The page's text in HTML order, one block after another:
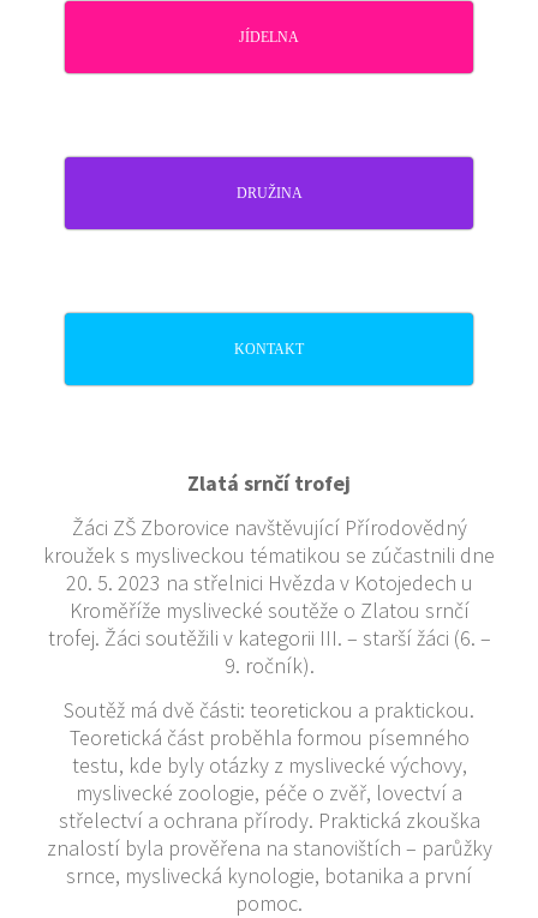
JÍDELNA
DRUŽINA
KONTAKT
Zlatá srnčí trofej
Žáci ZŠ Zborovice navštěvující Přírodovědný
kroužek s mysliveckou tématikou se zúčastnili dne
20. 5. 2023 na střelnici Hvězda v Kotojedech u
Kroměříže myslivecké soutěže o Zlatou srnčí
trofej. Žáci soutěžili v kategorii III. – starší žáci (6. –
9. ročník).
Soutěž má dvě části: teoretickou a praktickou.
Teoretická část proběhla formou písemného
testu, kde byly otázky z myslivecké výchovy,
myslivecké zoologie, péče o zvěř, lovectví a
střelectví a ochrana přírody. Praktická zkouška
znalostí byla prověřena na stanovištích – parůžky
srnce, myslivecká kynologie, botanika a první
pomoc.